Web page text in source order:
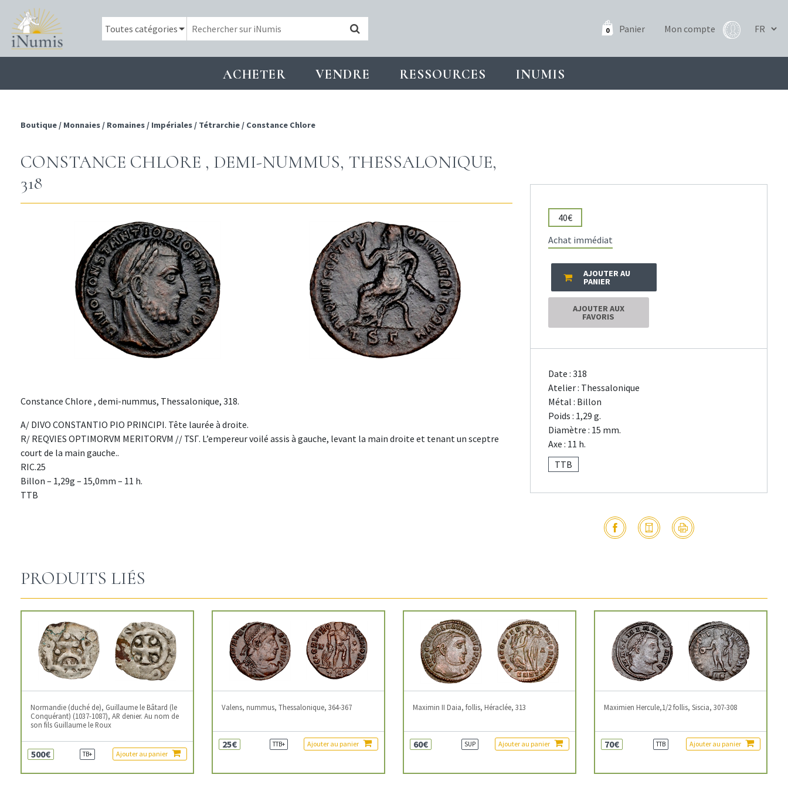
0 Panier Mon compte
ACHETER VENDRE RESSOURCES INUMIS
Boutique / Monnaies / Romaines / Impériales / Tétrarchie / Constance Chlore
CONSTANCE CHLORE , DEMI-NUMMUS, THESSALONIQUE,
318
Constance Chlore , demi-nummus, Thessalonique, 318.
A/ DIVO CONSTANTIO PIO PRINCIPI. Tête laurée à droite.
R/ REQVIES OPTIMORVM MERITORVM // TSΓ. L’empereur voilé assis à gauche, levant la main droite et tenant un sceptre
court de la main gauche..
RIC.25
Billon – 1,29g – 15,0mm – 11 h.
TTB
40€
Achat immédiat
AJOUTER AU
PANIER
AJOUTER AUX
FAVORIS
Date : 318
Atelier : Thessalonique
Métal : Billon
Poids : 1,29 g.
Diamètre : 15 mm.
Axe : 11 h.
TTB
PRODUITS LIÉS
Normandie (duché de), Guillaume le Bâtard (le
Conquérant) (1037-1087), AR denier. Au nom de
son fils Guillaume le Roux
500€ TB+ Ajouter au panier
Valens, nummus, Thessalonique, 364-367
25€ TTB+ Ajouter au panier
Maximin II Daia, follis, Héraclée, 313
60€ SUP Ajouter au panier
Maximien Hercule,1/2 follis, Siscia, 307-308
70€ TTB Ajouter au panier